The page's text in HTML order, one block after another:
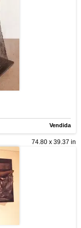
Vendida
74.80 x 39.37 in